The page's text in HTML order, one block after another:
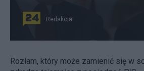
Redakcja
Rozłam, który może zamienić się w